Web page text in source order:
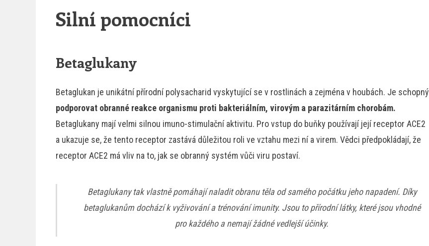
Silní pomocníci
Betaglukany
Betaglukan je unikátní přírodní polysacharid vyskytující se v rostlinách a zejména v houbách. Je schopný
podporovat obranné reakce organismu proti bakteriálním, virovým a parazitárním chorobám.
Betaglukany mají velmi silnou imuno-stimulační aktivitu. Pro vstup do buňky používají její receptor ACE2
a ukazuje se, že tento receptor zastává důležitou roli ve vztahu mezi ní a virem. Vědci předpokládají, že
receptor ACE2 má vliv na to, jak se obranný systém vůči viru postaví.
Betaglukany tak vlastně pomáhají naladit obranu těla od samého počátku jeho napadení. Díky
betaglukanům dochází k vyživování a trénování imunity. Jsou to přírodní látky, které jsou vhodné
pro každého a nemají žádné vedlejší účinky.